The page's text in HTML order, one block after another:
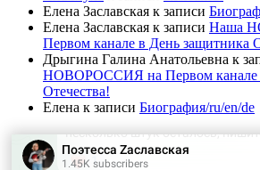
Елена Заславская к записи
Елена Заславская к записи Наша
Первом канале в День защитника
Дрыгина Галина Анатольевна к
НОВОРОССИЯ на Первом канале
Отечества!
Елена к записи Биография/ru/en/de